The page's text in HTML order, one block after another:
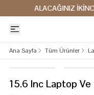
İNDİRİM !
Ana Sayfa Tüm Ürünler
15.6 Inc Laptop Ve